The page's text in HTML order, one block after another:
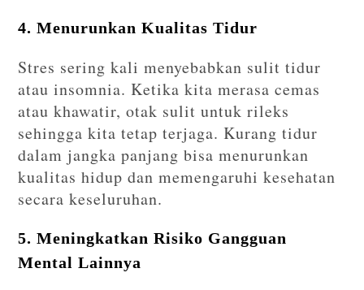
4. Menurunkan Kualitas Tidur
Stres sering kali menyebabkan sulit tidur
atau insomnia. Ketika kita merasa cemas
atau khawatir, otak sulit untuk rileks
sehingga kita tetap terjaga. Kurang tidur
dalam jangka panjang bisa menurunkan
kualitas hidup dan memengaruhi kesehatan
secara keseluruhan.
5. Meningkatkan Risiko Gangguan
Mental Lainnya